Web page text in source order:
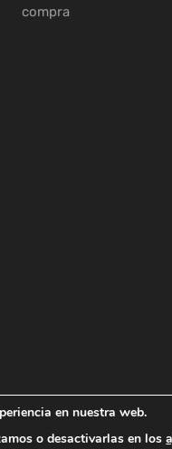
compra
en nuestra web.
o desactivarlas en los